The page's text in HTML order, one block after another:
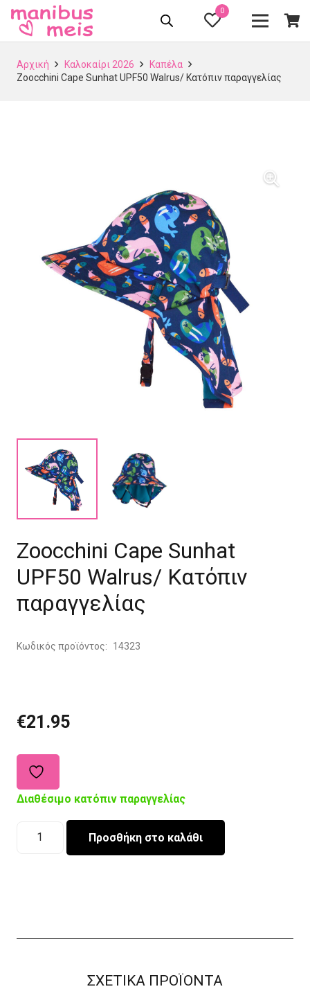
0
Αρχική Καλοκαίρι 2026
Καπέλα
Zoocchini Cape Sunhat UPF50 Walrus/ Κατόπιν παραγγελίας
Zoocchini Cape Sunhat
UPF50 Walrus/ Κατόπιν
παραγγελίας
Κωδικός προϊόντος: 14323
€21.95
Διαθέσιμο κατόπιν παραγγελίας
Zoocchini
Προσθήκη στο καλάθι
ΣΧΕΤΙΚΑ ΠΡΟΪΟΝΤΑ